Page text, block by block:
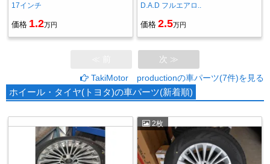
17インチ
価格 1.2万円
D.A.D フルエアロ..
価格 2.5万円
次 ≫
TakiMotor productionの車パーツ(7件)を見る
ホイール・タイヤ(トヨタ)の車パーツ(新着順)
2枚